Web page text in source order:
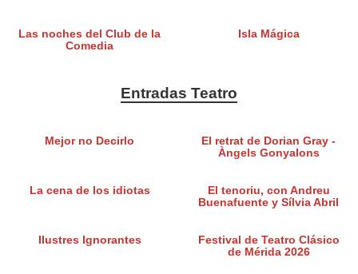
Las noches del Club de la
Comedia
Isla Mágica
Entradas Teatro
Mejor no Decirlo
El retrat de Dorian Gray -
Àngels Gonyalons
La cena de los idiotas
El tenoriu, con Andreu
Buenafuente y Sílvia Abril
Ilustres Ignorantes
Festival de Teatro Clásico
de Mérida 2026